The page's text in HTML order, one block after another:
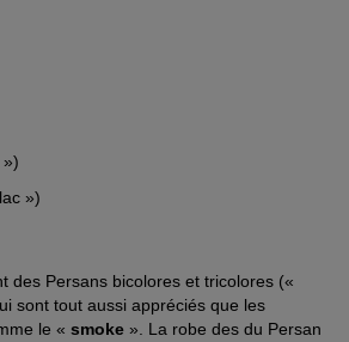
»)
des Persans bicolores et tricolores («
sont tout aussi appréciés que les
le « smoke ». La robe des du Persan